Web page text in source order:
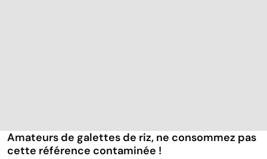
Amateurs de galettes de riz, ne consommez pas
cette référence contaminée !